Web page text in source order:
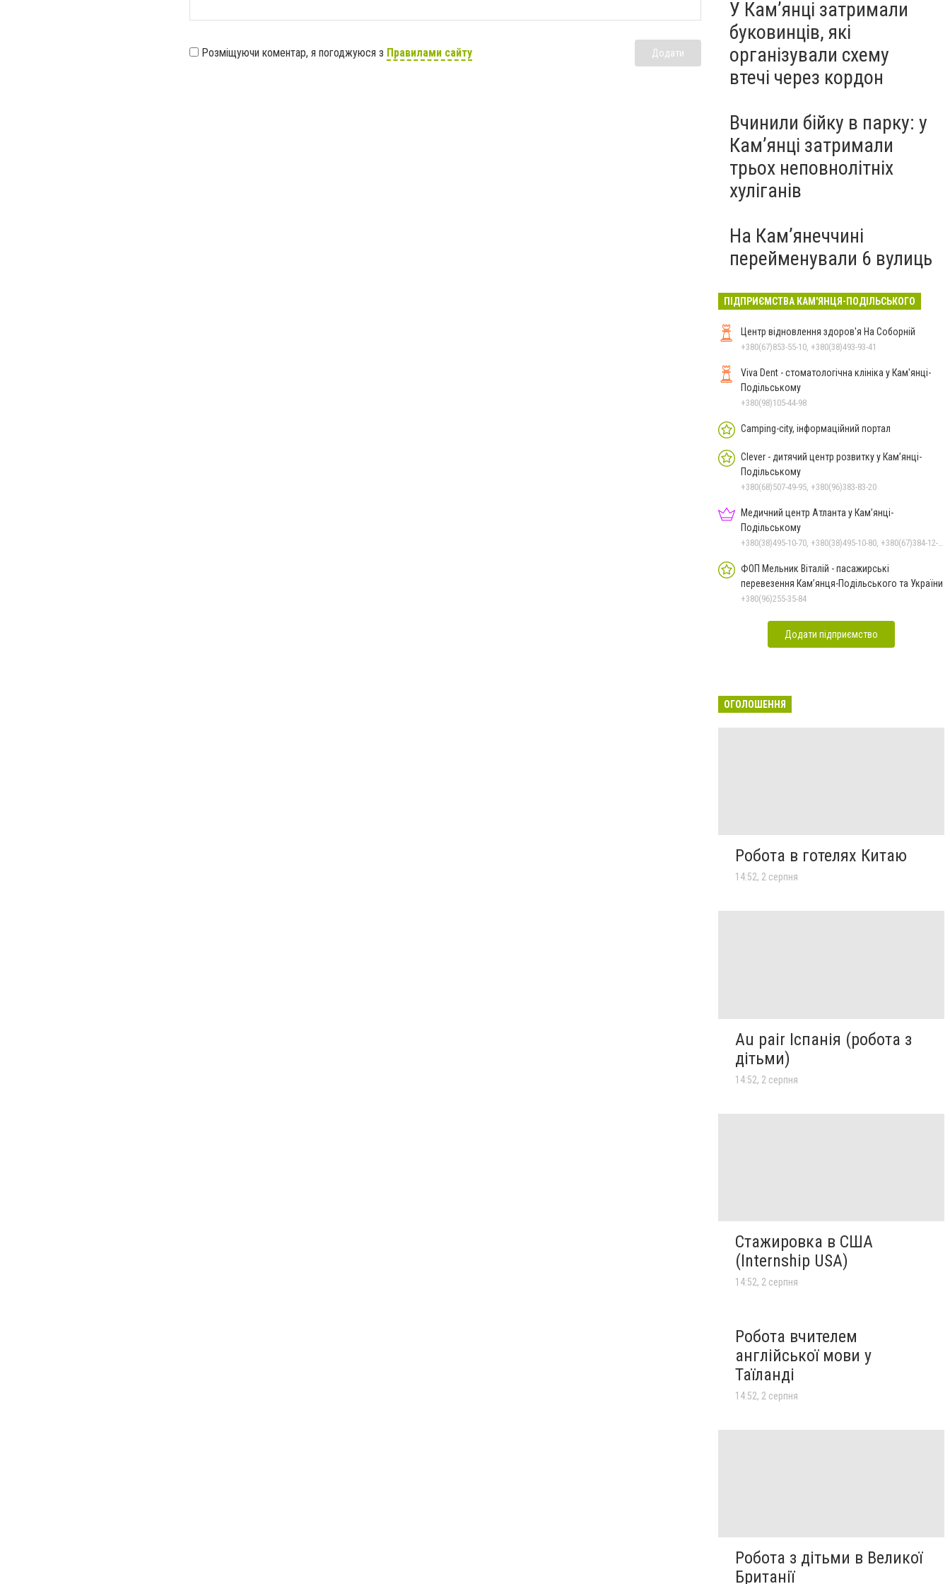
Розміщуючи коментар, я погоджуюся з Правилами сайту Додати
У Кам’янці затримали
буковинців, які
організували схему
втечі через кордон
Вчинили бійку в парку: у
Кам’янці затримали
трьох неповнолітніх
хуліганів
На Камʼянеччині
перейменували 6 вулиць
ПІДПРИЄМСТВА КАМ'ЯНЦЯ-ПОДІЛЬСЬКОГО
Центр відновлення здоров'я На Соборній
+380(67)853-55-10, +380(38)493-93-41
Viva Dent - стоматологічна клініка у Кам'янці-
Подільському
+380(98)105-44-98
Camping-city, інформаційний портал
Clever - дитячий центр розвитку у Кам’янці-
Подільському
+380(68)507-49-95, +380(96)383-83-20
Медичний центр Атланта у Кам’янці-
Подільському
+380(38)495-10-70, +380(38)495-10-80, +380(67)384-12-07
ФОП Мельник Віталій - пасажирські
перевезення Кам’янця-Подільського та України
+380(96)255-35-84
Додати підприємство
ОГОЛОШЕННЯ
Робота в готелях Китаю
14:52, 2 серпня
Au pair Іспанія (робота з
дітьми)
14:52, 2 серпня
Стажировка в США
(Internship USA)
14:52, 2 серпня
Робота вчителем
англійської мови у
Таїланді
14:52, 2 серпня
Робота з дітьми в Великої
Британії